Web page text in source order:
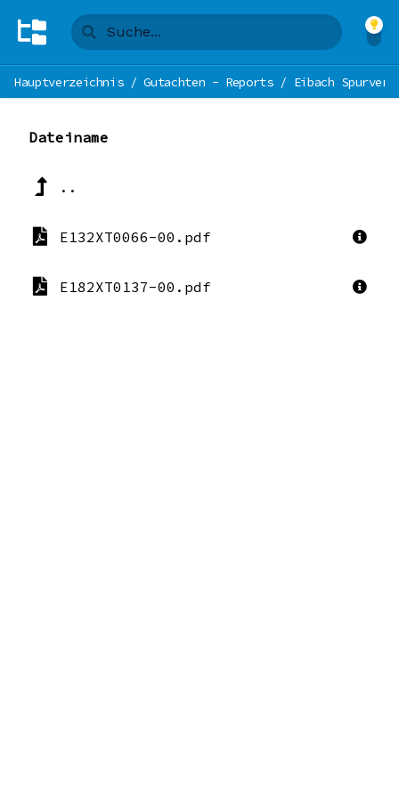
Hauptverzeichnis/Gutachten - Reports/ Eibach
Dateiname
..
E132XT0066-00.pdf
E182XT0137-00.pdf